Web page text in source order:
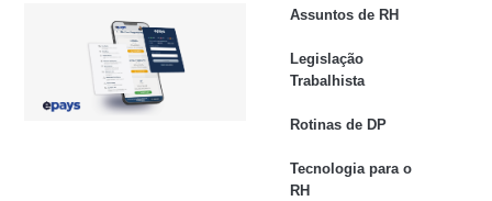
Assuntos de RH
Legislação
Trabalhista
Rotinas de DP
Tecnologia para o
RH